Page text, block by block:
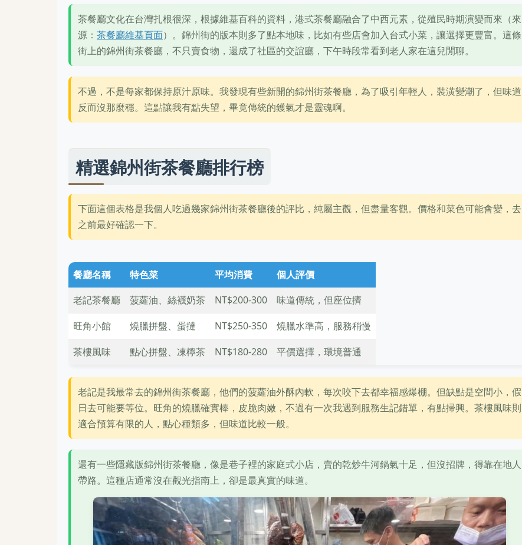
茶餐廳文化在台灣扎根很深，根據維基百科的資料，港式茶餐廳融合了中西元素，從殖民時期演變而來（來
源： 茶餐廳維基頁面）。錦州街的版本則多了點本地味，比如有些店會加入台式小菜，讓選擇更豐富。這條
街上的錦州街茶餐廳，不只賣食物，還成了社區的交誼廳，下午時段常看到老人家在這兒閒聊。
不過，不是每家都保持原汁原味。我發現有些新開的錦州街茶餐廳，為了吸引年輕人，裝潢變潮了，但味道
反而沒那麼穩。這點讓我有點失望，畢竟傳統的鑊氣才是靈魂啊。
精選錦州街茶餐廳排行榜
下面這個表格是我個人吃過幾家錦州街茶餐廳後的評比，純屬主觀，但盡量客觀。價格和菜色可能會變，去
之前最好確認一下。
餐廳名稱 特色菜 平均消費
個人評價
老記茶餐廳
菠蘿油、絲襪奶茶 NT$200-300
味道傳統，但座位擠
旺角小館
燒臘拼盤、蛋撻 NT$250-350
燒臘水準高，服務稍慢
茶樓風味
點心拼盤、凍檸茶 NT$180-280 平價選擇，環境普通
老記是我最常去的錦州街茶餐廳，他們的菠蘿油外酥內軟，每次咬下去都幸福感爆棚。但缺點是空間小，假
日去可能要等位。旺角的燒臘確實棒，皮脆肉嫩，不過有一次我遇到服務生記錯單，有點掃興。茶樓風味則
適合預算有限的人，點心種類多，但味道比較一般。
還有一些隱藏版錦州街茶餐廳，像是巷子裡的家庭式小店，賣的乾炒牛河鍋氣十足，但沒招牌，得靠在地人
帶路。這種店通常沒在觀光指南上，卻是最真實的味道。